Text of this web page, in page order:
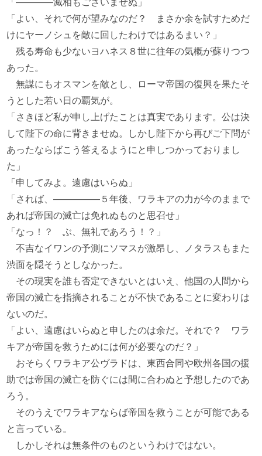
「――――滅相もございませぬ」
「よい、それで何が望みなのだ？ まさか余を試すためだ
けにヤーノシュを敵に回したわけではあるまい？」
残る寿命も少ないヨハネス８世に往年の気概が蘇りつつ
あった。
無謀にもオスマンを敵とし、ローマ帝国の復興を果たそ
うとした若い日の覇気が。
「さきほど私が申し上げたことは真実であります。公は決
して陛下の命に背きませぬ。しかし陛下から再びご下問が
あったならばこう答えるようにと申しつかっておりまし
た」
「申してみよ。遠慮はいらぬ」
「されば、―――――５年後、ワラキアの力が今のままで
あれば帝国の滅亡は免れぬものと思召せ」
「なっ！？ ぶ、無礼であろう！？」
不吉なイワンの予測にソマスが激昂し、ノタラスもまた
渋面を隠そうとしなかった。
その現実を誰も否定できないとはいえ、他国の人間から
帝国の滅亡を指摘されることが不快であることに変わりは
ないのだ。
「よい、遠慮はいらぬと申したのは余だ。それで？ ワラ
キアが帝国を救うためには何が必要なのだ？」
おそらくワラキア公ヴラドは、東西合同や欧州各国の援
助では帝国の滅亡を防ぐには間に合わぬと予想したのであ
ろう。
そのうえでワラキアならば帝国を救うことが可能である
と言っている。
しかしそれは無条件のものというわけではない。